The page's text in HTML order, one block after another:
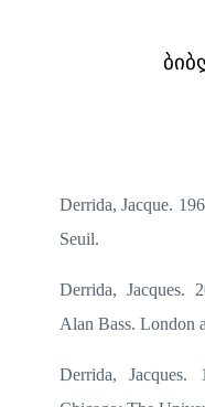
Derrida, Jacque.
Seuil.
Derrida, Jacques.
Alan Bass. London
Derrida, Jacques.